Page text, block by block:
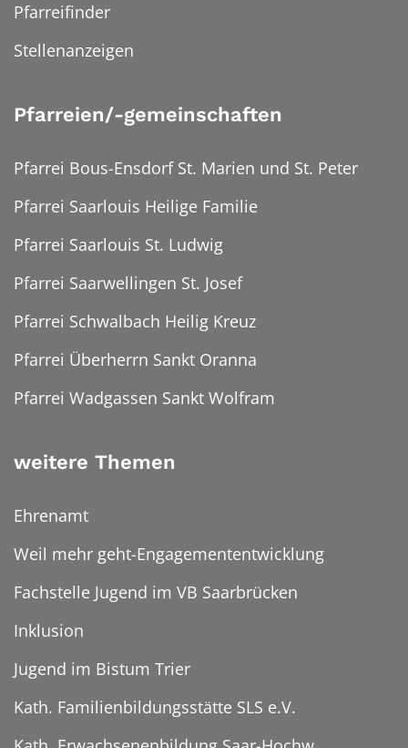
Pfarreifinder
Stellenanzeigen
Pfarreien/-gemeinschaften
Pfarrei Bous-Ensdorf St. Marien und St. Peter
Pfarrei Saarlouis Heilige Familie
Pfarrei Saarlouis St. Ludwig
Pfarrei Saarwellingen St. Josef
Pfarrei Schwalbach Heilig Kreuz
Pfarrei Überherrn Sankt Oranna
Pfarrei Wadgassen Sankt Wolfram
weitere Themen
Ehrenamt
Weil mehr geht-Engagemententwicklung
Fachstelle Jugend im VB Saarbrücken
Inklusion
Jugend im Bistum Trier
Kath. Familienbildungsstätte SLS e.V.